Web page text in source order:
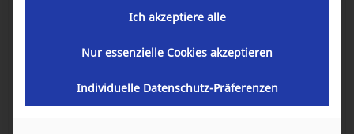
Ich akzeptiere alle
Nur essenzielle Cookies akzeptieren
Individuelle Datenschutz-Präferenzen